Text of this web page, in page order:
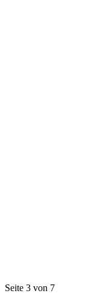
Seite 3 von 7